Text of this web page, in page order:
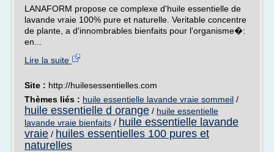
LANAFORM propose ce complexe d'huile essentielle de
lavande vraie 100% pure et naturelle. Veritable concentre
de plante, a d'innombrables bienfaits pour l'organisme�:
en...
Lire la suite
Site : http://huilesessentielles.com
Thèmes liés : huile essentielle lavande vraie sommeil /
huile essentielle d orange / huile essentielle
lavande vraie bienfaits / huile essentielle lavande
vraie / huiles essentielles 100 pures et
naturelles